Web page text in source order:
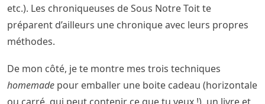
etc.). Les chroniqueuses de Sous Notre Toit te
préparent d’ailleurs une chronique avec leurs propres
méthodes.
De mon côté, je te montre mes trois techniques
homemade pour emballer une boite cadeau (horizontale